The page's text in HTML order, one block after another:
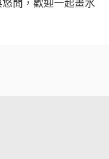
閒，歡迎一起畫水